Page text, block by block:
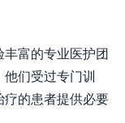
丰富的专业医护团
们受过专门训
疗的患者提供必要